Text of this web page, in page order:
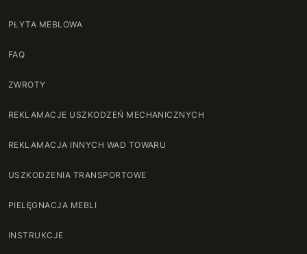
PŁYTA MEBLOWA
FAQ
ZWROTY
REKLAMACJE USZKODZEŃ MECHANICZNYCH
REKLAMACJA INNYCH WAD TOWARU
USZKODZENIA TRANSPORTOWE
PIELĘGNACJA MEBLI
INSTRUKCJE